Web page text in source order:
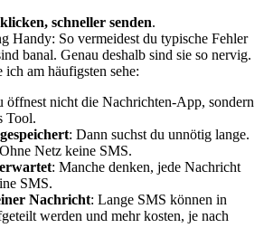
schneller senden.
Handy: So vermeidest du typische Fehler
banal. Genau deshalb sind sie so nervig.
am häufigsten sehe:
öffnest nicht die Nachrichten-App, sondern
Tool.
: Dann suchst du unnötig lange.
Netz keine SMS.
: Manche denken, jede Nachricht
SMS.
Nachricht: Lange SMS können in
werden und mehr kosten, je nach